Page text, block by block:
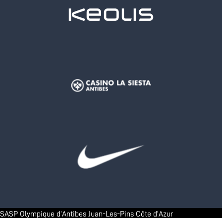
SASP Olympique d’Antibes Juan-Les-Pins Côte d’Azur